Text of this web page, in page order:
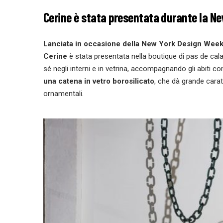
Cerine è stata presentata durante la
Lanciata in occasione della New York Design Week
Cerine è stata presentata nella boutique di pas de
sé negli interni e in vetrina, accompagnando gli abiti
una catena in vetro borosilicato, che dà grande
ornamentali.